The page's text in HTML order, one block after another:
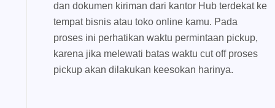
dan dokumen kiriman dari kantor Hub terdekat ke
tempat bisnis atau toko online kamu. Pada
proses ini perhatikan waktu permintaan pickup,
karena jika melewati batas waktu cut off proses
pickup akan dilakukan keesokan harinya.